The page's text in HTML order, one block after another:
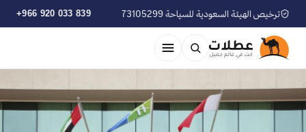
ترخيص الهيئة السعودية للسياحة 73105299 +966 920 033 839